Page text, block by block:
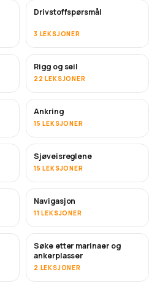
Drivstoffspørsmål
3 LEKSJONER
Rigg og seil
22 LEKSJONER
Ankring
15 LEKSJONER
Sjøveisreglene
15 LEKSJONER
Navigasjon
11 LEKSJONER
Søke etter marinaer og
ankerplasser
2 LEKSJONER